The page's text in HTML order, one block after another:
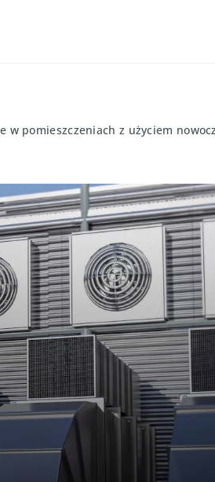
w pomieszczeniach z użyciem